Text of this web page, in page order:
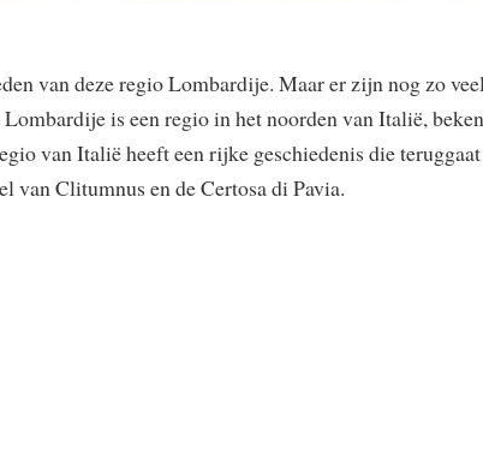
van deze regio Lombardije. Maar er zijn nog zo
is een regio in het noorden van Italië,
van Italië heeft een rijke geschiedenis die
van Clitumnus en de Certosa di Pavia.